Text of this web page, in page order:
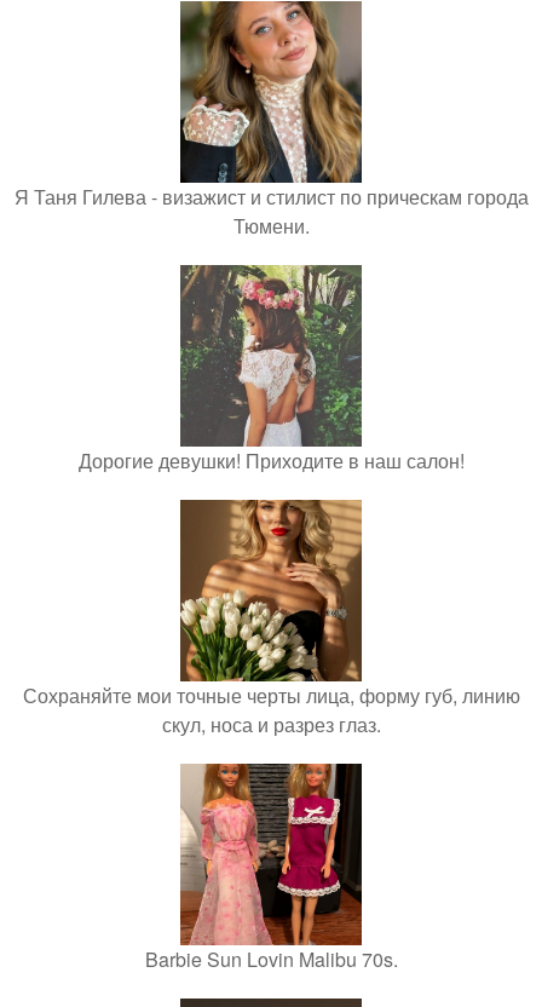
Я Таня Гилева - визажист и стилист по прическам города
Тюмени.
Дорогие девушки! Приходите в наш салон!
Сохраняйте мои точные черты лица, форму губ, линию
скул, носа и разрез глаз.
Barbie Sun Lovin Malibu 70s.